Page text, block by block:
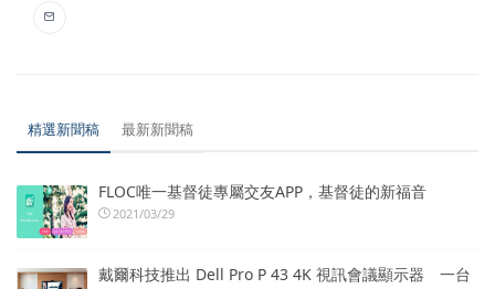
精選新聞稿 最新新聞稿
FLOC唯一基督徒專屬交友APP，基督徒的新福音
2021/03/29
戴爾科技推出 Dell Pro P 43 4K 視訊會議顯示器 一台